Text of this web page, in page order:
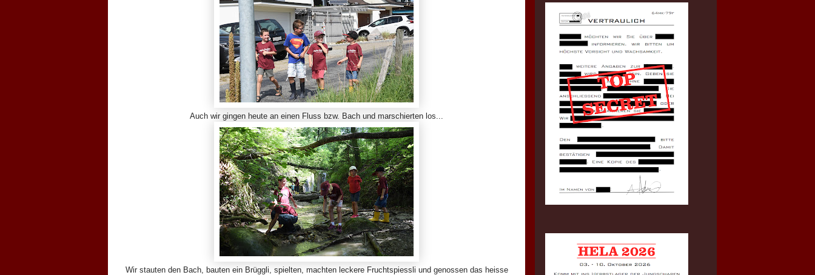
Auch wir gingen heute an einen Fluss bzw. Bach und marschierten los...
Wir stauten den Bach, bauten ein Brüggli, spielten, machten leckere Fruchtspiessli und genossen das heisse